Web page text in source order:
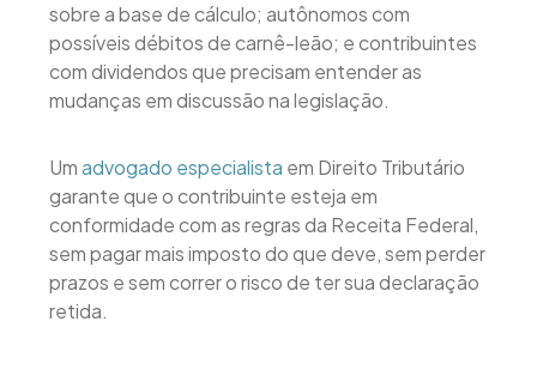
sobre a base de cálculo; autônomos com
possíveis débitos de carnê-leão; e contribuintes
com dividendos que precisam entender as
mudanças em discussão na legislação.
Umadvogado especialista em Direito Tributário
garante que o contribuinte esteja em
conformidade com as regras da Receita Federal,
sem pagar mais imposto do que deve, sem perder
prazos e sem correr o risco de ter sua declaração
retida.